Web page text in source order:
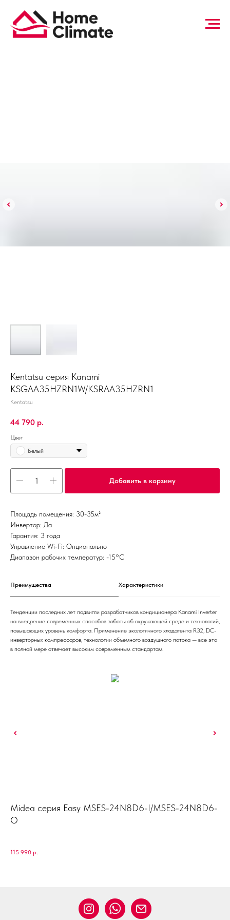
Kentatsu серия Kanami
KSGAA35HZRN1W/KSRAA35HZRN1
Kentatsu
44 790 р.
Цвет
Белый
Добавить в корзину
Площадь помещения: 30-35м²
Инвертор: Да
Гарантия: 3 года
Управление Wi-Fi: Опционально
Диапазон рабочих температур: -15°С
Преимущества Характеристики
Тенденции последних лет подвигли разработчиков кондиционера Kanami Inverter
на внедрение современных способов заботы об окружающей среде и технологий,
повышающих уровень комфорта. Применение экологичного хладагента R32, DC-
инверторных компрессоров, технологии объемного воздушного потока — все это
в полной мере отвечает высоким современным стандартам.
Midea серия Easy MSES-24N8D6-I/MSES-24N8D6-
O
115 990 р.